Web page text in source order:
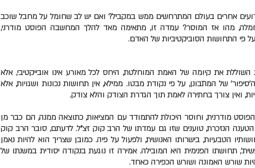
אחרים בעולם המתרחשים ממש במקביל? ואם יש לב שחומל על מחבל שוכב
מהו אז המוסר? עמדה זו, מתאימה מאד להלך המחשבה הפוסט מודרני,
פי התחושות הסוביקטיביות של האדם.
את קיומה של האמת המוחלטת, היחס לכל מאורע אינו אובייקטיבי, אלא
של המתבונן, על פי נקודת מבטו. ממילא, אין תחושות נכונות ושגויות, אלא
ואין צורך בחתירה לאמת תוך הגדרת הצודק והלא צודק.
מודרנית, וחוסר היכולת להתמודד עם המציאות, כתוצאה ממנה, הם כבר מן
הנזכרת, טוענים שזו גם עמדתו של הרב קוק זצ"ל. לדעתם, סובר הרב קוק
הטבעיות, בישרותו האנושית, ולפעול על פיה. כמובן שצריך הוא להיות נאמן
תחושתו הפנימית היא המובילה. אמירה זו נוגעת בנקודה יסודית במשנתו של
שורש האמונה ושורש הכפירה כאחד.